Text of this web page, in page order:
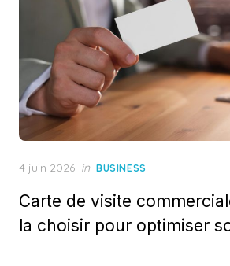
Posted
4 juin 2026 in BUSINESS
Carte de visite
la choisir pour optimiser